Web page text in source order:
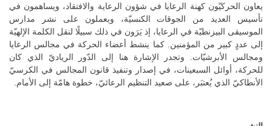
يعاون الحركيّون كهنة الرعايا في شؤون الرعاية والافتقاد، ويساهمون في
تأسيس العديد من الجوقات الكنسيّة، ويعملون على نشر مدارس
الموسيقى البيزنطيّة في الرعايا، إذ يَرَون في ذلك سبيلًا لنقل الكلمة الإلهيّة
إلى عددٍ كبير من المؤمنين. كما ينشط أعضاء الحركة في مجالس الرعايا
ومجالس الأبرشيّات. وتجدر الإشارة هنا إلى الدّور الرياديّ الذي كان
للحركة، أوائل السبعينات، في إصدار وتنفيذ قانون المجالس في الكرسيّ
الأنطاكيّ الذي يُعتبَر، على صعيد التنظيم الرعائيّ، خطوة هامّة إلى الأمام.